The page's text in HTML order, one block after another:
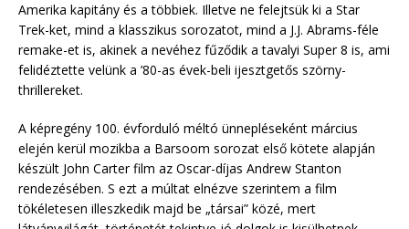
Amerika kapitány és a többiek. Illetve ne felejtsük ki a Star
Trek-ket, mind a klasszikus sorozatot, mind a J.J. Abrams-féle
remake-et is, akinek a nevéhez fűződik a tavalyi Super 8 is, ami
felidéztette velünk a ’80-as évek-beli ijesztgetős szörny-
thrillereket.
A képregény 100. évforduló méltó ünnepléseként március
elején kerül mozikba a Barsoom sorozat első kötete alapján
készült John Carter film az Oscar-díjas Andrew Stanton
rendezésében. S ezt a múltat elnézve szerintem a film
tökéletesen illeszkedik majd be „társai” közé, mert